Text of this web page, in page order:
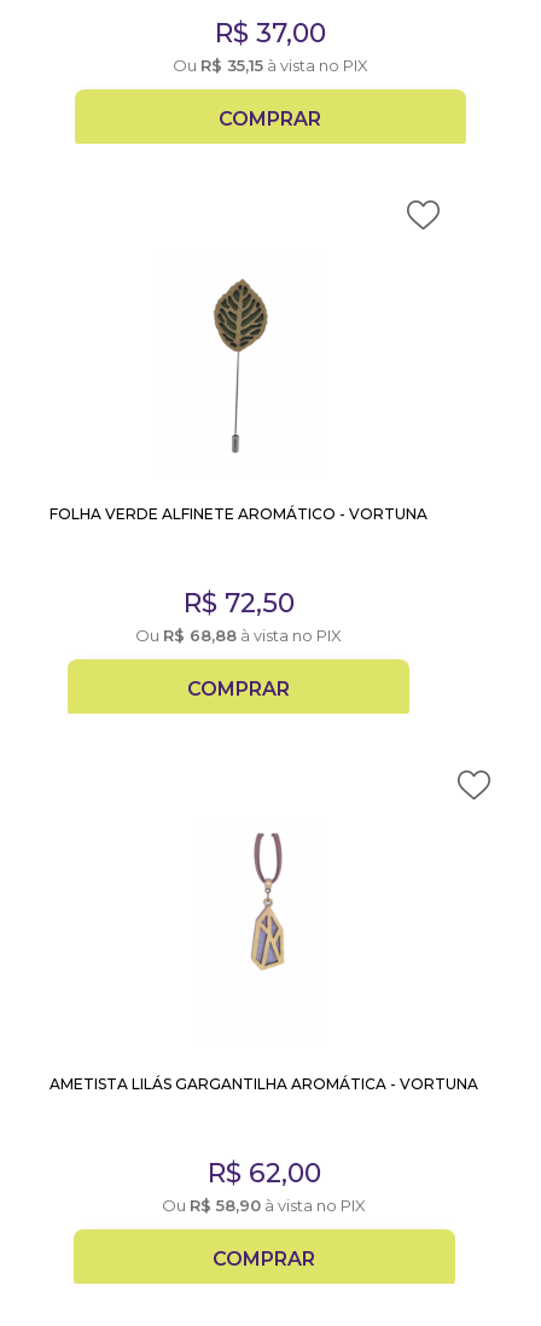
R$ 37,00
Ou R$ 35,15 à vista no PIX
COMPRAR
FOLHA VERDE ALFINETE AROMÁTICO - VORTUNA
R$ 72,50
Ou R$ 68,88 à vista no PIX
COMPRAR
AMETISTA LILÁS GARGANTILHA AROMÁTICA - VORTUNA
R$ 62,00
Ou R$ 58,90 à vista no PIX
COMPRAR